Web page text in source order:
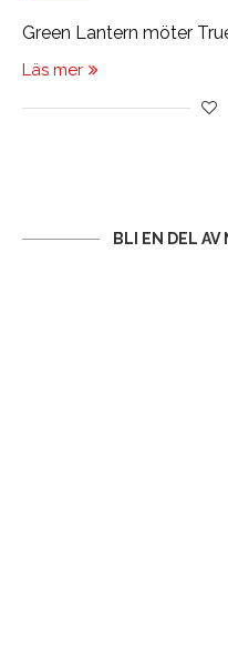
Green Lantern möter
Läs mer
BLI EN DEL AV